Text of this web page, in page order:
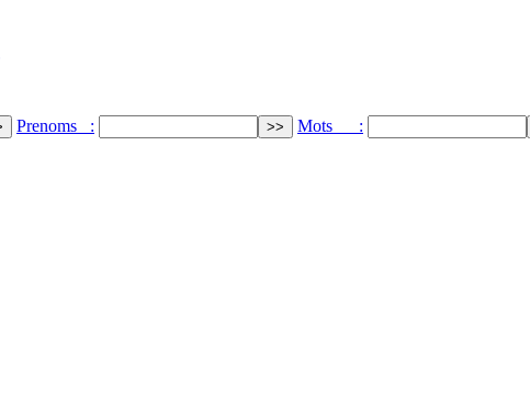
Prenoms : Mots :